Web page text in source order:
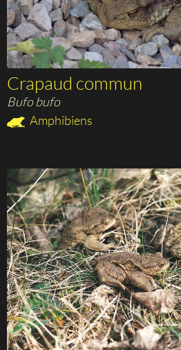
Crapaud commun
Bufo bufo
Amphibiens